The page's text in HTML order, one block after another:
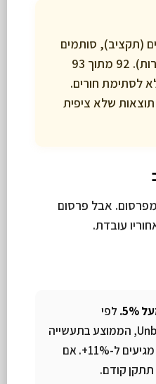
(תקציב), סותמים
את החורים (שיפור המרות). 92 מתוך 93
לסתימת חורים.
שלא ציפית
מפרסום. אבל פרסום
עובדת.
לפי
Unbounce (Q4 2024), הממוצע בתעשייה
הוא 6.6% ומובילים מגיעים ל-11%+. אם